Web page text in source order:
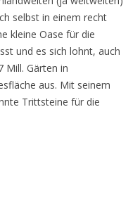
selbst in einem recht
kleine Oase für die
und es sich lohnt, auch
Mill. Gärten in
aus. Mit seinem
Trittsteine für die